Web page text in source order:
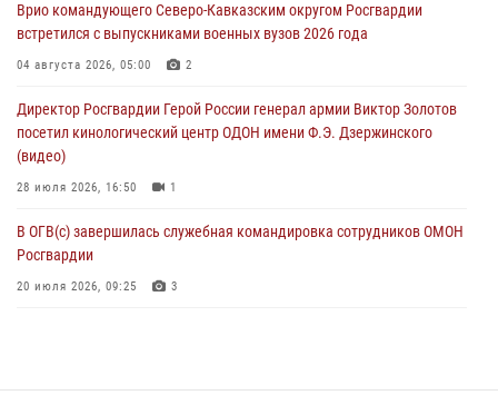
Смольного собора в Санкт-Петербурге (видео)
07 августа 2026, 11:34
взрывобезопасности
Врио командующего Северо-Кавказским округом Росгвардии
встретился с выпускниками военных вузов 2026 года
04 августа 2026, 05:00 2
Директор Росгвардии Герой России генерал армии Виктор Золотов
посетил кинологический центр ОДОН имени Ф.Э. Дзержинского
(видео)
28 июля 2026, 16:50 1
В ОГВ(с) завершилась служебная командировка сотрудников ОМОН
Росгвардии
20 июля 2026, 09:25 3